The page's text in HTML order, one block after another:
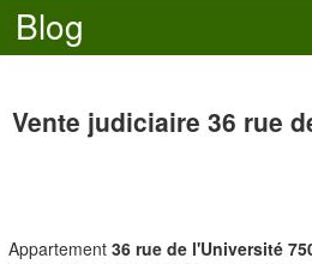
Blog
Vente judiciaire 36 rue
Appartement 36 rue de l'Université